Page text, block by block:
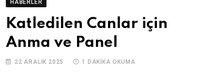
HABERLER
Katledilen Canlar için
Anma ve Panel
22 ARALIK 2025 1 DAKIKA OKUMA